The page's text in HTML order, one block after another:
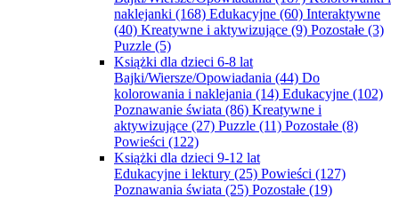
naklejanki (168) Edukacyjne (60) Interaktywne
(40) Kreatywne i aktywizujące (9) Pozostałe (3)
Puzzle (5)
Książki dla dzieci 6-8 lat
Bajki/Wiersze/Opowiadania (44) Do
kolorowania i naklejania (14) Edukacyjne (102)
Poznawanie świata (86) Kreatywne i
aktywizujące (27) Puzzle (11) Pozostałe (8)
Powieści (122)
Książki dla dzieci 9-12 lat
Edukacyjne i lektury (25) Powieści (127)
Poznawania świata (25) Pozostałe (19)